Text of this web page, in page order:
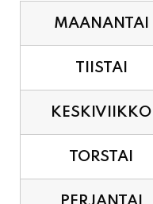
TIISTAI
KESKIVIIKKO
TORSTAI
PERJANTAI
LAUANTAI